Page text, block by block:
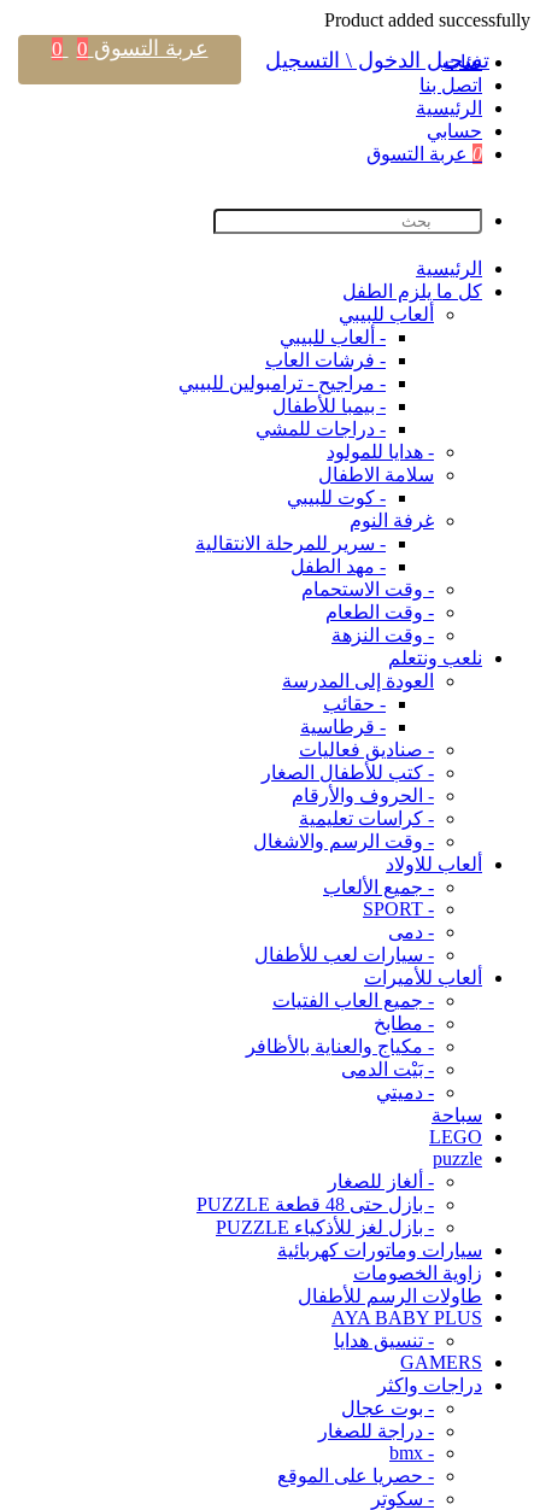
Product added successfully
فئات
اتصل بنا
اﻟﺮﺋﻴﺴﻴﺔ
حسابي
0 عربة التسوق
اﻟﺮﺋﻴﺴﻴﺔ
كل ما يلزم الطفل
ألعاب للبيبي
- ألعاب للبيبي
- فرشات العاب
- مراجيح - ترامبولين للبيبي
- بيمبا للأطفال
- دراجات للمشي
- هدايا للمولود
سلامة الاطفال
- كوت للبيبي
غرفة النوم
- سرير للمرحلة الانتقالية
- مهد الطفل
- وقت الاستحمام
- وقت الطعام
- وقت النزهة
نلعب ونتعلم
العودة إلى المدرسة
- حقائب
- قرطاسية
- صناديق فعاليات
- كتب للأطفال الصغار
- الحروف والأرقام
- كراسات تعليمية
- وقت الرسم والاشغال
ألعاب للاولاد
- جميع الألعاب
- SPORT
- دمى
- سيارات لعب للأطفال
ألعاب للأميرات
- جميع العاب الفتيات
- مطابخ
- مكياج والعناية بالأظافر
- بَيْت الدمى
- دميتي
سباحة
LEGO
puzzle
- ألغاز للصغار
- بازل حتى 48 قطعة PUZZLE
- بازل لغز للأذكياء PUZZLE
سيارات وماتورات كهربائية
زاوية الخصومات
طاولات الرسم للأطفال
AYA BABY PLUS
- تنسيق هدايا
GAMERS
دراجات واكثر
- بوت عجال
- دراجة للصغار
- bmx
- حصريا على الموقع
- سكوتر
تسجيل الدخول \ التسجيل عربة التسوق 0
0